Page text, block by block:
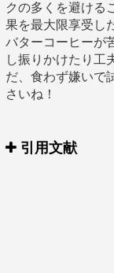
クの多くを避ける
果を最大限享受し
バターコーヒーが
し振りかけたり工
だ、食わず嫌いで
さいね！
引用文献